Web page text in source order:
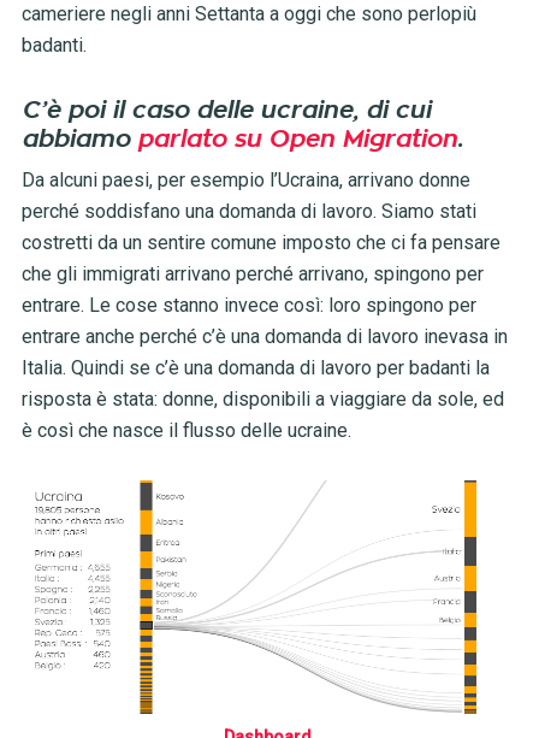
cameriere negli anni Settanta a oggi che sono perlopiù
badanti.
C’è poi il caso delle ucraine, di cui
abbiamo parlato su Open Migration.
Da alcuni paesi, per esempio l’Ucraina, arrivano donne
perché soddisfano una domanda di lavoro. Siamo stati
costretti da un sentire comune imposto che ci fa pensare
che gli immigrati arrivano perché arrivano, spingono per
entrare. Le cose stanno invece così: loro spingono per
entrare anche perché c’è una domanda di lavoro inevasa in
Italia. Quindi se c’è una domanda di lavoro per badanti la
risposta è stata: donne, disponibili a viaggiare da sole, ed
è così che nasce il flusso delle ucraine.